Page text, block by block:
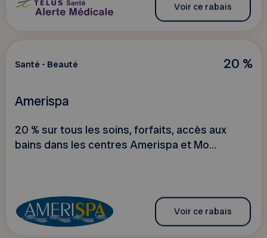
Voir ce rabais
20 %
Santé - Beauté
Amerispa
20 % sur tous les soins, forfaits, accès aux
bains dans les centres Amerispa et Mo...
Voir ce rabais